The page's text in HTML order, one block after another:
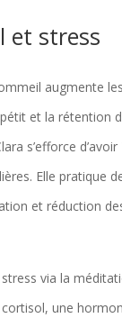
et stress
augmente
et la rétention
s’efforce
Elle pratique
et réduction
via la
une